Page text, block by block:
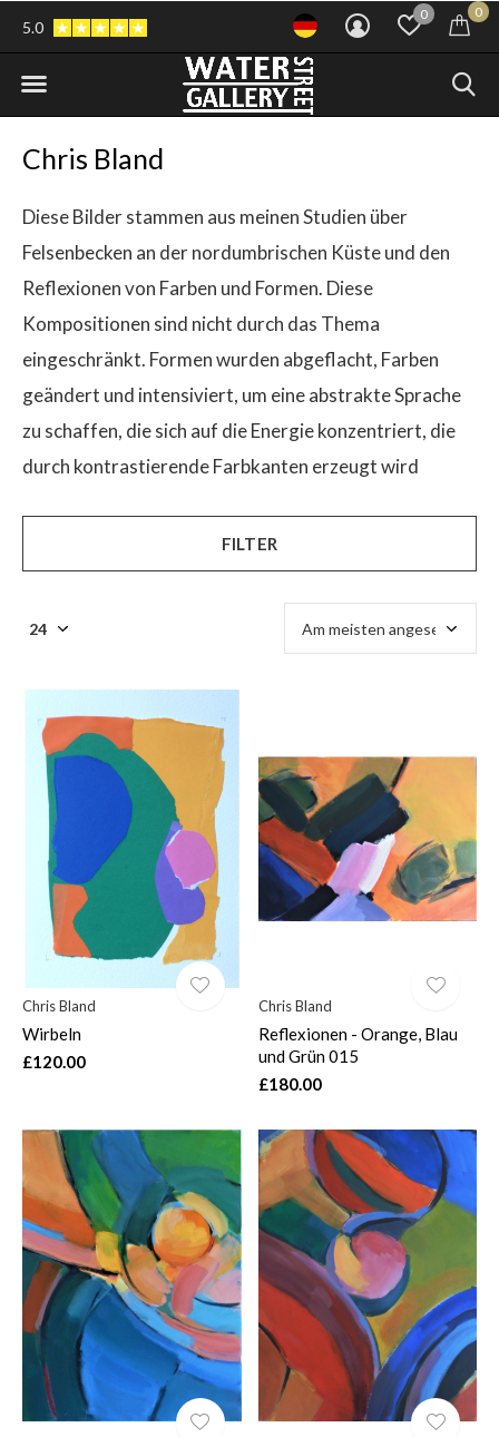
0 0
5.0
Chris Bland
Diese Bilder stammen aus meinen Studien über
Felsenbecken an der nordumbrischen Küste und den
Reflexionen von Farben und Formen. Diese
Kompositionen sind nicht durch das Thema
eingeschränkt. Formen wurden abgeflacht, Farben
geändert und intensiviert, um eine abstrakte Sprache
zu schaffen, die sich auf die Energie konzentriert, die
durch kontrastierende Farbkanten erzeugt wird
FILTER
Chris Bland
Wirbeln
£120.00
Chris Bland
Reflexionen - Orange, Blau
und Grün 015
£180.00